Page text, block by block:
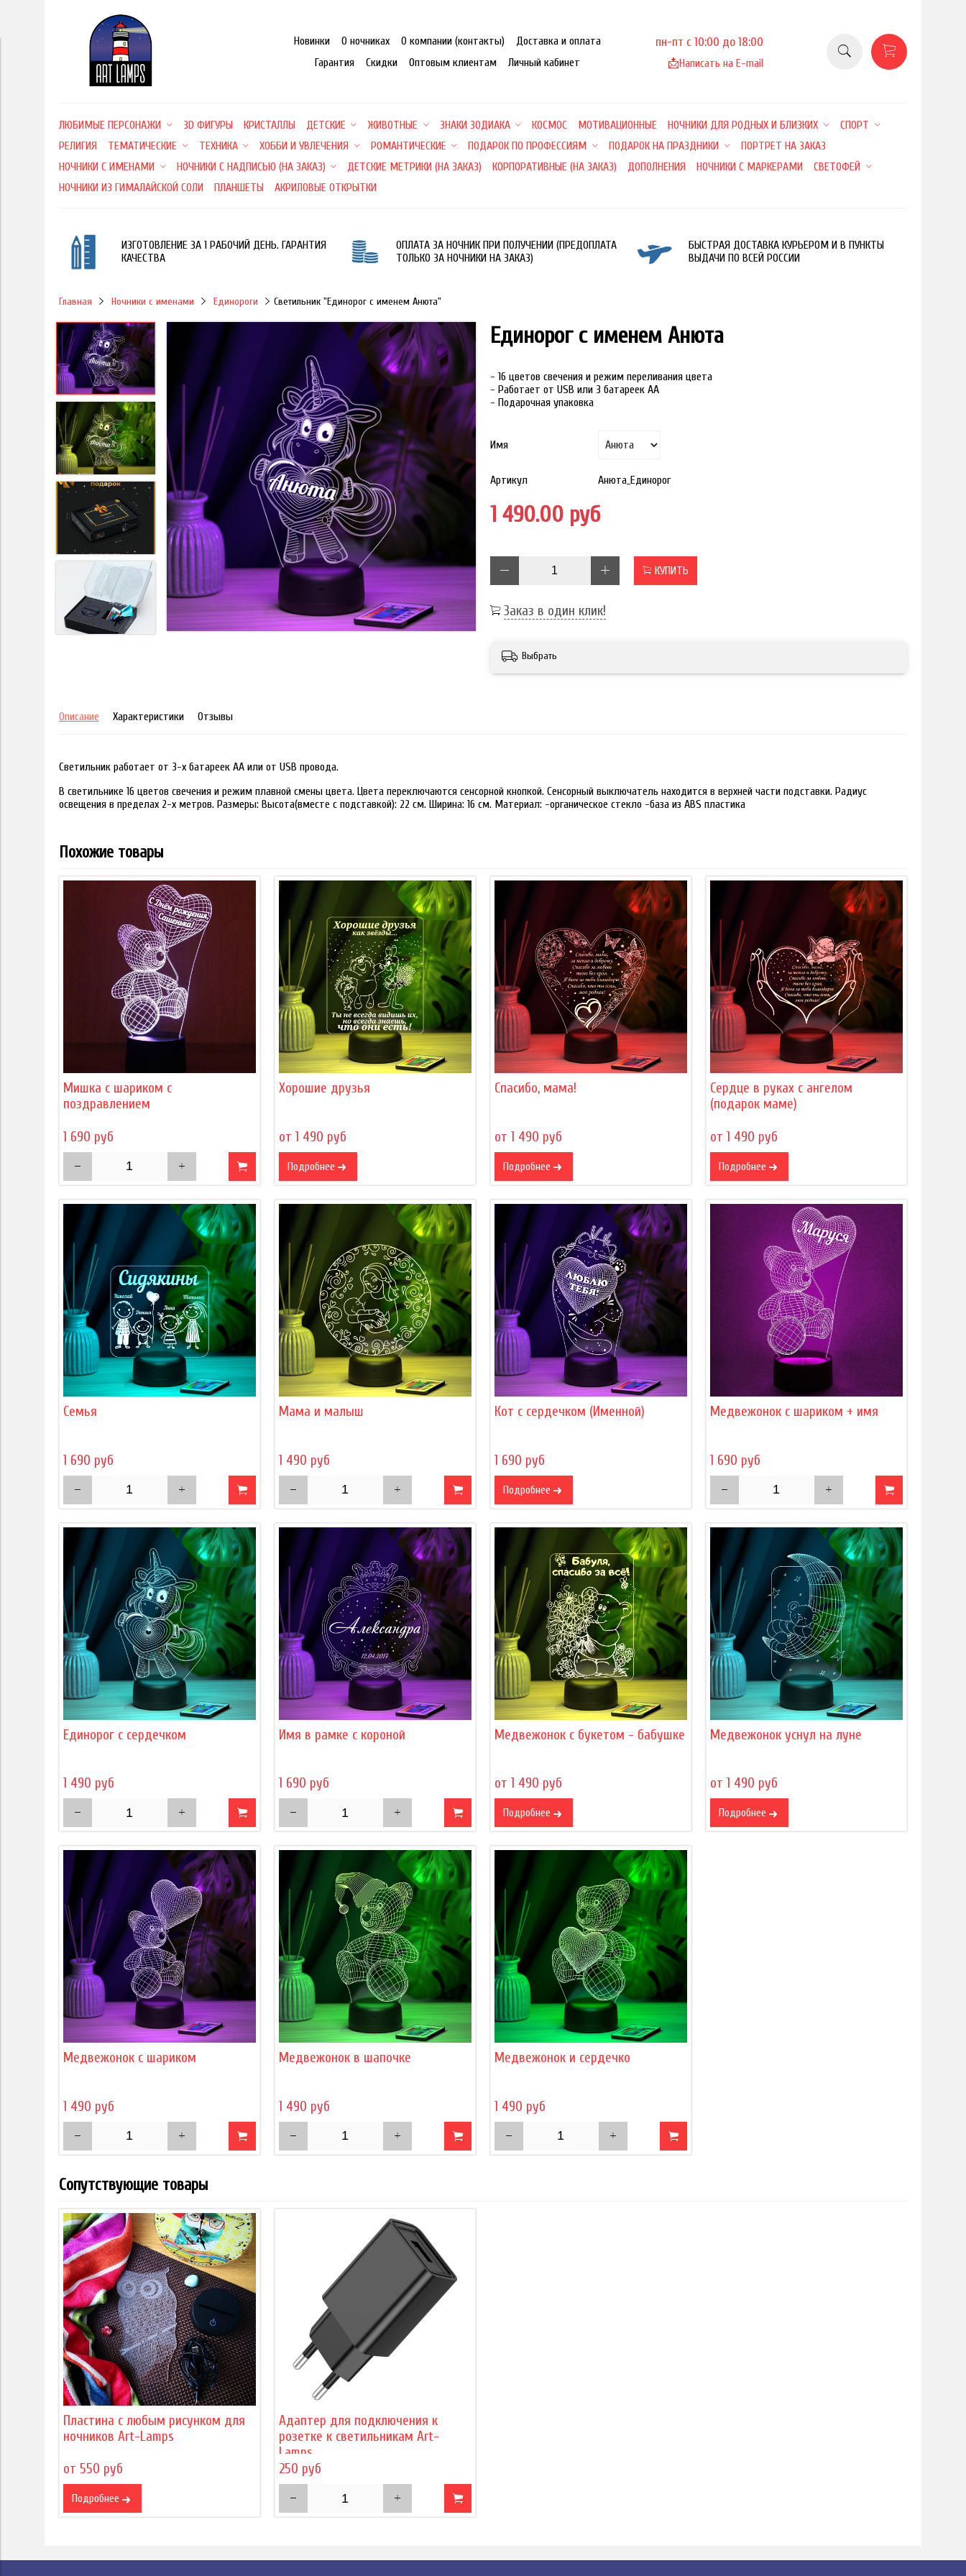
Новинки О ночниках О компании (контакты)
Доставка и оплата
Гарантия
Скидки Оптовым клиентам Личный кабинет
пн-пт с 10:00 до 18:00
📩Написать на E-mail
ЛЮБИМЫЕ ПЕРСОНАЖИ 3D ФИГУРЫ КРИСТАЛЛЫ ДЕТСКИЕ ЖИВОТНЫЕ ЗНАКИ ЗОДИАКА КОСМОС МОТИВАЦИОННЫЕ НОЧНИКИ ДЛЯ РОДНЫХ И БЛИЗКИХ
СПОРТ
РЕЛИГИЯ
ТЕМАТИЧЕСКИЕ ТЕХНИКА ХОББИ И УВЛЕЧЕНИЯ РОМАНТИЧЕСКИЕ ПОДАРОК ПО ПРОФЕССИЯМ ПОДАРОК НА ПРАЗДНИКИ
ПОРТРЕТ НА ЗАКАЗ
НОЧНИКИ С ИМЕНАМИ
НОЧНИКИ С НАДПИСЬЮ (НА ЗАКАЗ) ДЕТСКИЕ МЕТРИКИ (НА ЗАКАЗ) КОРПОРАТИВНЫЕ (НА ЗАКАЗ) ДОПОЛНЕНИЯ НОЧНИКИ С МАРКЕРАМИ
СВЕТОФЕЙ
НОЧНИКИ ИЗ ГИМАЛАЙСКОЙ СОЛИ
ПЛАНШЕТЫ АКРИЛОВЫЕ ОТКРЫТКИ
ИЗГОТОВЛЕНИЕ ЗА 1 РАБОЧИЙ ДЕНЬ. ГАРАНТИЯ
КАЧЕСТВА
ОПЛАТА ЗА НОЧНИК ПРИ ПОЛУЧЕНИИ (ПРЕДОПЛАТА
ТОЛЬКО ЗА НОЧНИКИ НА ЗАКАЗ)
БЫСТРАЯ ДОСТАВКА КУРЬЕРОМ И В ПУНКТЫ
ВЫДАЧИ ПО ВСЕЙ РОССИИ
Главная Ночники с именами Единороги Светильник "Единорог с именем Анюта"
Единорог с именем Анюта
- 16 цветов свечения и режим переливания цвета
- Работает от USB или 3 батареек АА
- Подарочная упаковка
Имя
Артикул Анюта_Единорог
1 490.00 руб
КУПИТЬ
Заказ в один клик!
Выбрать
Описание Характеристики Отзывы
Светильник работает от 3-х батареек АА или от USB провода.
В светильнике 16 цветов свечения и режим плавной смены цвета. Цвета переключаются сенсорной кнопкой. Сенсорный выключатель находится в верхней части подставки. Радиус
освещения в пределах 2-х метров. Размеры: Высота(вместе с подставкой): 22 см. Ширина: 16 см. Материал: -органическое стекло -база из ABS пластика
Похожие товары
Мишка с шариком с
поздравлением
1 690 руб
Хорошие друзья
от 1 490 руб
Подробнее
Спасибо, мама!
от 1 490 руб
Подробнее
Сердце в руках с ангелом
(подарок маме)
от 1 490 руб
Подробнее
Семья
1 690 руб
Мама и малыш
1 490 руб
Кот с сердечком (Именной)
1 690 руб
Подробнее
Медвежонок с шариком + имя
1 690 руб
Единорог с сердечком
1 490 руб
Имя в рамке с короной
1 690 руб
Медвежонок с букетом - бабушке
от 1 490 руб
Подробнее
Медвежонок уснул на луне
от 1 490 руб
Подробнее
Медвежонок с шариком
1 490 руб
Медвежонок в шапочке
1 490 руб
Медвежонок и сердечко
1 490 руб
Сопутствующие товары
Пластина с любым рисунком для
ночников Art-Lamps
от 550 руб
Подробнее
Адаптер для подключения к
розетке к светильникам Art-
Lamps
250 руб